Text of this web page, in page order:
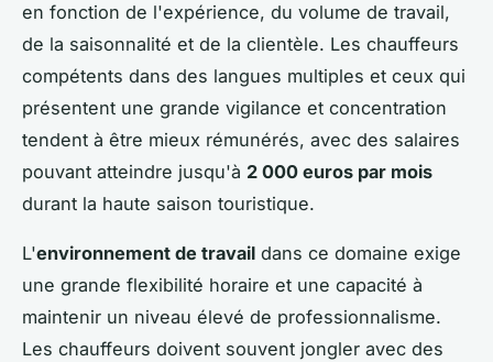
en fonction de l'expérience, du volume de travail,
de la saisonnalité et de la clientèle. Les chauffeurs
compétents dans des langues multiples et ceux qui
présentent une grande vigilance et concentration
tendent à être mieux rémunérés, avec des salaires
pouvant atteindre jusqu'à 2 000 euros par mois
durant la haute saison touristique.
L'environnement de travail dans ce domaine exige
une grande flexibilité horaire et une capacité à
maintenir un niveau élevé de professionnalisme.
Les chauffeurs doivent souvent jongler avec des